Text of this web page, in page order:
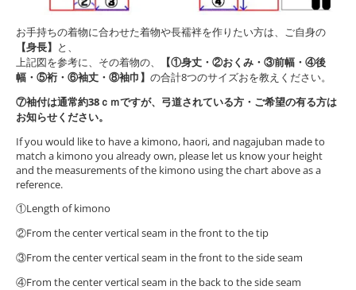
お手持ちの着物に合わせた着物や長襦袢を作りたい方は、ご自身の
【身長】 と、
上記図を参考に、その着物の、
【①身丈・②おくみ・③前幅・④後
幅・⑤裄・⑥袖丈・⑧袖巾】 の合計8つのサイズおを教えください。
⑦袖付は通常約38ｃｍですが、弓道されている方・ご希望の有る方は
お知らせください。
If you would like to have a kimono, haori, and nagajuban made to
match a kimono you already own, please let us know your height
and the measurements of the kimono using the chart above as a
reference.
①Length of kimono
②From the center vertical seam in the front to the tip
③From the center vertical seam in the front to the side seam
④From the center vertical seam in the back to the side seam